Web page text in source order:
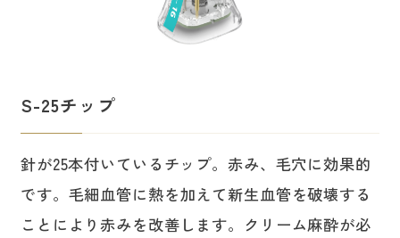
S-25チップ
針が25本付いているチップ。赤み、毛穴に効果的
です。毛細血管に熱を加えて新生血管を破壊する
ことにより赤みを改善します。クリーム麻酔が必